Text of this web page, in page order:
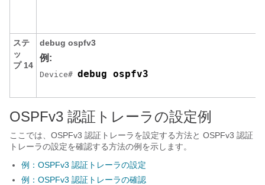
ステ
ッ
プ 14
debug ospfv3
例:
Device# debug ospfv3
OSPFv3 認証トレーラの設定例
ここでは、OSPFv3 認証トレーラを設定する方法と OSPFv3 認証
トレーラの設定を確認する方法の例を示します。
例：OSPFv3 認証トレーラの設定
例：OSPFv3 認証トレーラの確認